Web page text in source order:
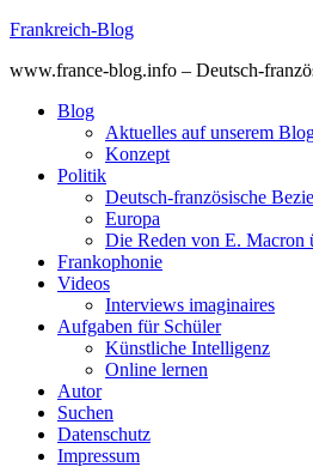
Skip
content
Frankreich-Blog
www.france-blog.info – Deutsch-
Blog
Aktuelles auf unserem
Konzept
Politik
Deutsch-französische
Europa
Die Reden von E. Macron
Frankophonie
Videos
Interviews imaginaires
Aufgaben für Schüler
Künstliche Intelligenz
Online lernen
Autor
Suchen
Datenschutz
Impressum